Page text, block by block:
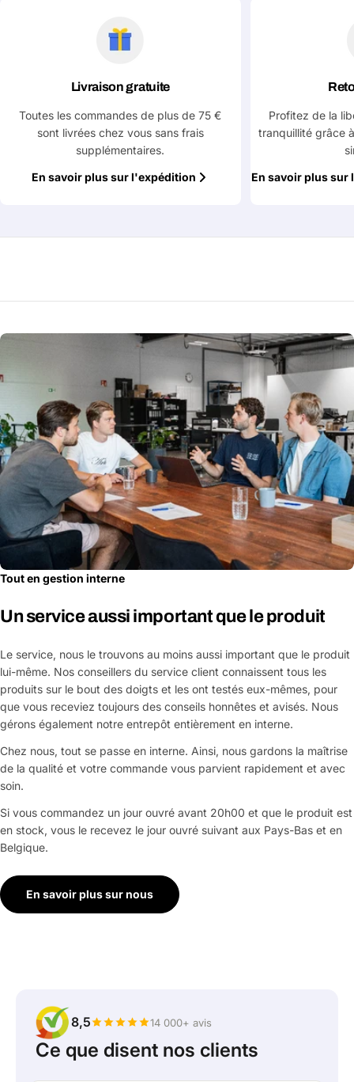
Les champs marqués d'un * sont obligatoires
Envoyer la question
Livraison gratuite
Toutes les commandes de plus de 75 €
sont livrées chez vous sans frais
supplémentaires.
En savoir plus sur l'expédition
Profitez de la
tranquillité grâce
En savoir plus sur
Tout en gestion interne
Un service aussi important que le produit
Le service, nous le trouvons au moins aussi important que le produit
lui-même. Nos conseillers du service client connaissent tous les
produits sur le bout des doigts et les ont testés eux-mêmes, pour
que vous receviez toujours des conseils honnêtes et avisés. Nous
gérons également notre entrepôt entièrement en interne.
Chez nous, tout se passe en interne. Ainsi, nous gardons la maîtrise
de la qualité et votre commande vous parvient rapidement et avec
soin.
Si vous commandez un jour ouvré avant 20h00 et que le produit est
en stock, vous le recevez le jour ouvré suivant aux Pays-Bas et en
Belgique.
En savoir plus sur nous
8,5 14 000+ avis
Ce que disent nos clients